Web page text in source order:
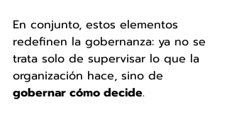
En conjunto, estos elementos
redefinen la gobernanza: ya no se
trata solo de supervisar lo que la
organización hace, sino de
gobernar cómo decide.